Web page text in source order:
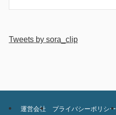
Tweets by sora_clip
運営会社 プライバシーポリシー